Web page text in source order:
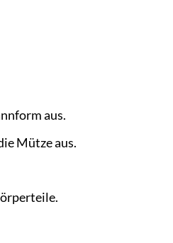
aus.
Mütze aus.